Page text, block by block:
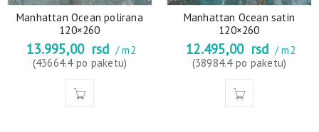
Manhattan Ocean polirana
120×260
13.995,00 rsd / m2
(43664.4 po paketu)
Manhattan Ocean satin
120×260
12.495,00 rsd / m2
(38984.4 po paketu)